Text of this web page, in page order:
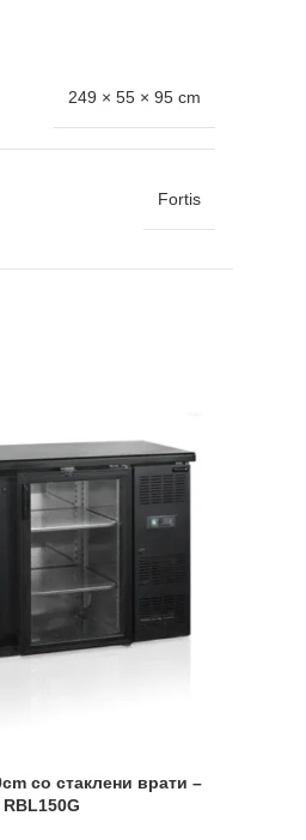
249 × 55 × 95 cm
Fortis
со стаклени врати –